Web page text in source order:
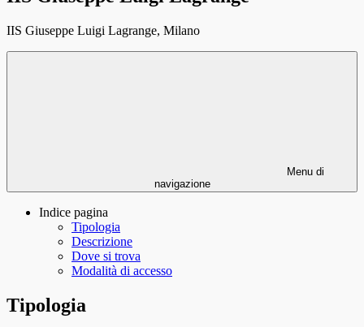
IIS Giuseppe Luigi Lagrange, Milano
Menu di
navigazione
Indice pagina
Tipologia
Descrizione
Dove si trova
Modalità di accesso
Tipologia